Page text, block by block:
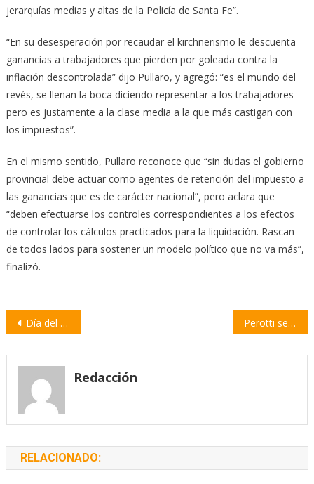
jerarquías medias y altas de la Policía de Santa Fe”.
“En su desesperación por recaudar el kirchnerismo le descuenta
ganancias a trabajadores que pierden por goleada contra la
inflación descontrolada” dijo Pullaro, y agregó: “es el mundo del
revés, se llenan la boca diciendo representar a los trabajadores
pero es justamente a la clase media a la que más castigan con
los impuestos”.
En el mismo sentido, Pullaro reconoce que “sin dudas el gobierno
provincial debe actuar como agentes de retención del impuesto a
las ganancias que es de carácter nacional”, pero aclara que
“deben efectuarse los controles correspondientes a los efectos
de controlar los cálculos practicados para la liquidación. Rascan
de todos lados para sostener un modelo político que no va más”,
finalizó.
Navegación
entradas
Día del Municipal: almuerzo en el camping y regreso a la discusión salarial Perotti se reunió con la representante de Argentina ante las Naciones Unidas
Redacción
RELACIONADO: